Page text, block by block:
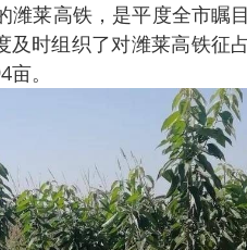
莱高铁，是平度全市瞩
及时组织了对潍莱高铁征
。